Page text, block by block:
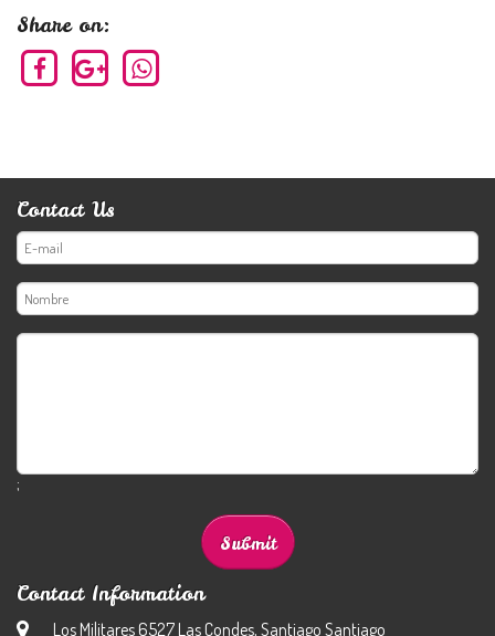
Share on:
Contact Us
;
Contact Information
Los Militares 6527 Las Condes, Santiago Santiago